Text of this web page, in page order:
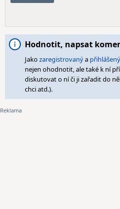
Hodnotit, napsat
Jakozaregistrovanýa přihlášený
nejen ohodnotit, ale také k ní
diskutovat o ní či ji zařadit do
chci atd.).